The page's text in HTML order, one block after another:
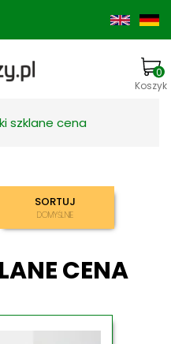
0
Koszyk
szklane cena
SORTUJ
DOMYŚLNIE
CENA